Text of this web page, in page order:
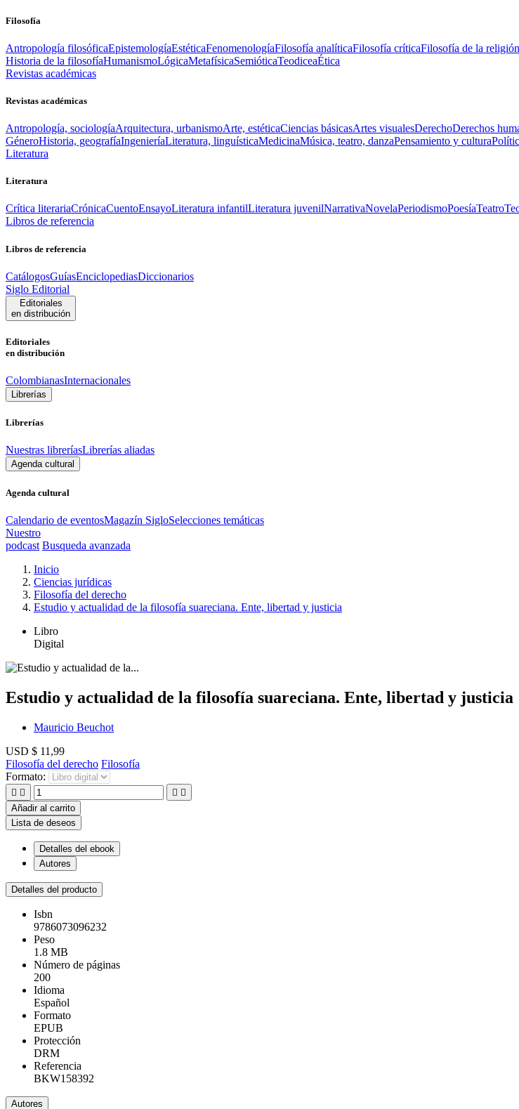
Filosofía
Antropología filosóficaEpistemologíaEstéticaFenomenologíaFilosofía analíticaFilosofía críticaFilosofía de la religión
Historia de la filosofíaHumanismoLógicaMetafísicaSemióticaTeodiceaÉtica
Revistas académicas
Revistas académicas
Antropología, sociologíaArquitectura, urbanismoArte, estéticaCiencias básicasArtes visualesDerechoDerechos
GéneroHistoria, geografíaIngenieríaLiteratura, linguísticaMedicinaMúsica, teatro, danzaPensamiento y cultura
Literatura
Literatura
Crítica literariaCrónicaCuentoEnsayoLiteratura infantilLiteratura juvenilNarrativaNovelaPeriodismoPoesíaTeatro
Libros de referencia
Libros de referencia
CatálogosGuíasEnciclopediasDiccionarios
Siglo Editorial
Editoriales
en distribución
Editoriales
en distribución
ColombianasInternacionales
Librerías
Librerías
Nuestras libreríasLibrerías aliadas
Agenda cultural
Agenda cultural
Calendario de eventosMagazín SigloSelecciones temáticas
Nuestro
podcast Busqueda avanzada
Inicio
Ciencias jurídicas
Filosofía del derecho
Estudio y actualidad de la filosofía suareciana. Ente, libertad y justicia
Libro
Digital
Estudio y actualidad de la filosofía suareciana. Ente, libertad y justicia
Mauricio Beuchot
USD $ 11,99
Filosofía del derecho Filosofía
Formato:
   
Añadir al carrito
Lista de deseos
Detalles del ebook
Autores
Detalles del producto
Isbn
9786073096232
Peso
1.8 MB
Número de páginas
200
Idioma
Español
Formato
EPUB
Protección
DRM
Referencia
BKW158392
Autores